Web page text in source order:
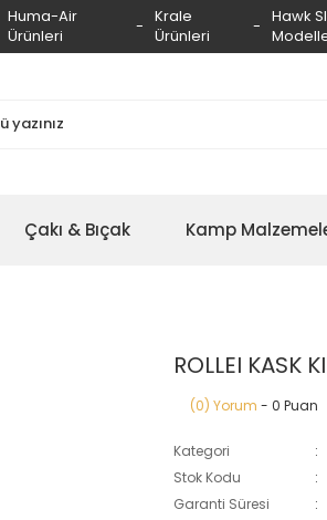
Huma-Air
Ürünleri
Krale
Ürünleri
Hawk
Çakı & Bıçak Kamp
ROLLEI KASK
(0) Yorum - 0 Puan
Kategori
Stok Kodu
Garanti Süresi